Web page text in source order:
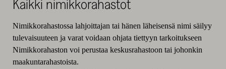
Kaikki nimikkorahastot
Nimikkorahastossa lahjoittajan tai hänen läheisensä nimi säilyy
tulevaisuuteen ja varat voidaan ohjata tiettyyn tarkoitukseen
Nimikkorahaston voi perustaa keskusrahastoon tai johonkin
maakuntarahastoista.